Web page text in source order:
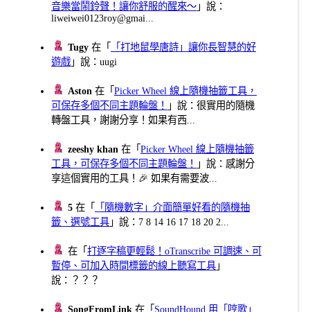
音樂當鬧鈴聲！讓你舒服的醒來～ 」說：
liweiwei0123roy@gmai...
Tugy 在「
「打地鼠學唐詩」讓你長智慧的好
遊戲 」說：uugi
Aston 在「Picker Wheel 線上隨機抽籤工具，
可保存多個不同主題輪盤！
」說：很實用的隨機
轉盤工具，謝謝分享！如果有西...
zeeshy khan 在「Picker Wheel 線上隨機抽籤
工具，可保存多個不同主題輪盤！
」說：感謝分
享這個實用的工具！🎉 如果有需要波...
5 在「
「隨機數字」介面簡單好看的隨機抽
籤、選號工具 」說：7 8 14 16 17 18 20 2...
在「打逐字稿更輕鬆！oTranscribe 可調速、可
暫停、可加入時間標籤的線上聽寫工具 」
說：？？？
SongFromLink 在「 SoundHound 用「哼歌」